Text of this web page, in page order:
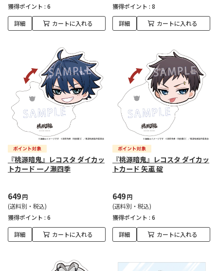
獲得ポイント : 6
詳細 カートに入れる
獲得ポイント : 8
詳細 カートに入れる
『桃源暗鬼』レコスタ ダイカッ
トカード 一ノ瀬四季
649円
(送料別・税込)
獲得ポイント : 6
詳細 カートに入れる
『桃源暗鬼』レコスタ ダイカッ
トカード 矢颪 碇
649円
(送料別・税込)
獲得ポイント : 6
詳細 カートに入れる